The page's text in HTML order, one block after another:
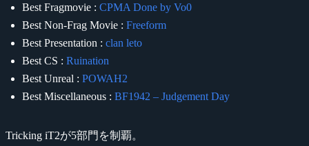
Best Fragmovie : CPMA Done by Vo0
Best Non-Frag Movie : Freeform
Best Presentation : clan leto
Best CS : Ruination
Best Unreal : POWAH2
Best Miscellaneous : BF1942 – Judgement Day
Tricking iT2が5部門を制覇。